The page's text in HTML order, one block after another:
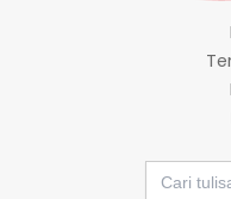
Search
for: